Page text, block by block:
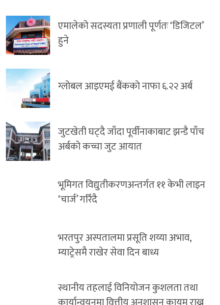
एमालेको सदस्यता प्रणाली पूर्णतः ‘डिजिटल’
हुने
ग्लोबल आइएमई बैंकको नाफा ६.२२ अर्ब
जुटखेती घट्दै जाँदा पूर्वीनाकाबाट झन्डै पाँच
अर्बको कच्चा जुट आयात
भूमिगत विद्युतीकरणअन्तर्गत ११ केभी लाइन
‘चार्ज’ गरिँदै
भरतपुर अस्पतालमा प्रसूति शय्या अभाव,
म्याट्रेसमै राखेर सेवा दिन बाध्य
स्थानीय तहलाई विनियोजन कुशलता तथा